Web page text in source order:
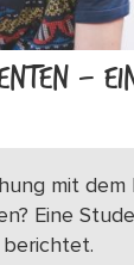
–
mit
Eine